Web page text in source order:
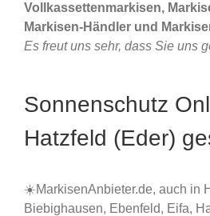
Vollkassettenmarkisen,
Markisen-Händler und
Es freut uns sehr, dass Sie uns
Sonnenschutz
Hatzfeld (Eder)
☀️MarkisenAnbieter.de, auch in
Biebighausen, Ebenfeld, Eifa,